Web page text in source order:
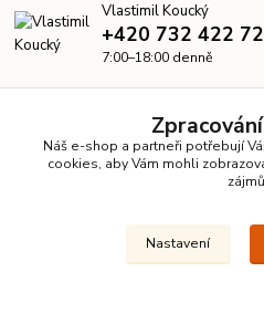
Vlastimil Koucký
+420 732 422
7:00–18:00 denně
© 2026 KanalizaceLevne.cz · Všechna
Náš e-shop a partneři potřebují
cookies, aby Vám mohli
Nastavení